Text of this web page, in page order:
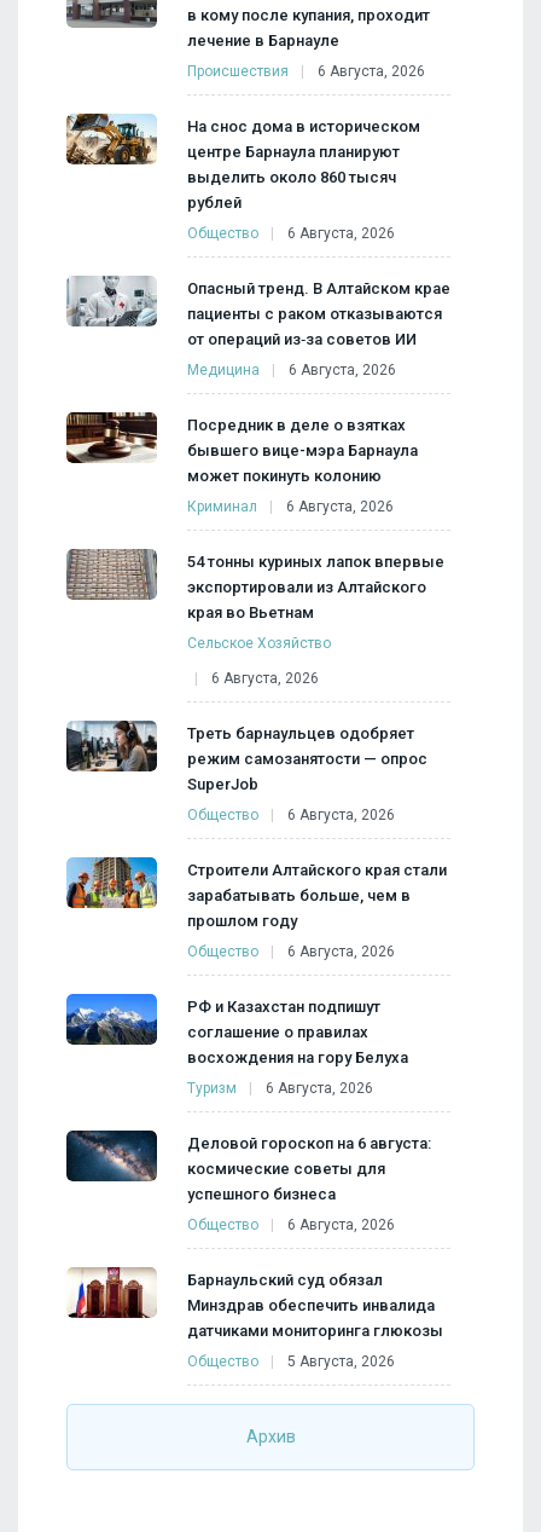
в кому после купания, проходит
лечение в Барнауле
Происшествия 6 Августа, 2026
На снос дома в историческом
центре Барнаула планируют
выделить около 860 тысяч
рублей
Общество 6 Августа, 2026
Опасный тренд. В Алтайском крае
пациенты с раком отказываются
от операций из‑за советов ИИ
Медицина 6 Августа, 2026
Посредник в деле о взятках
бывшего вице-мэра Барнаула
может покинуть колонию
Криминал 6 Августа, 2026
54 тонны куриных лапок впервые
экспортировали из Алтайского
края во Вьетнам
Сельское Хозяйство
6 Августа, 2026
Треть барнаульцев одобряет
режим самозанятости — опрос
SuperJob
Общество 6 Августа, 2026
Строители Алтайского края стали
зарабатывать больше, чем в
прошлом году
Общество 6 Августа, 2026
РФ и Казахстан подпишут
соглашение о правилах
восхождения на гору Белуха
Туризм 6 Августа, 2026
Деловой гороскоп на 6 августа:
космические советы для
успешного бизнеса
Общество 6 Августа, 2026
Барнаульский суд обязал
Минздрав обеспечить инвалида
датчиками мониторинга глюкозы
Общество 5 Августа, 2026
Архив